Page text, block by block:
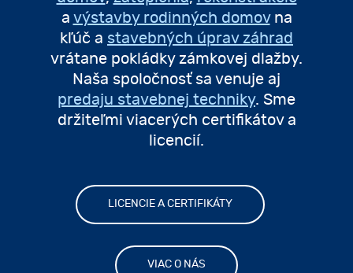
a výstavby rodinných domovna
kľúč a stavebných úprav záhrad
vrátane pokládky zámkovej dlažby.
Naša spoločnosť sa venuje aj
predaju stavebnej techniky. Sme
držiteľmi viacerých certifikátov a
licencií.
LICENCIE A CERTIFIKÁTY
VIAC O NÁS